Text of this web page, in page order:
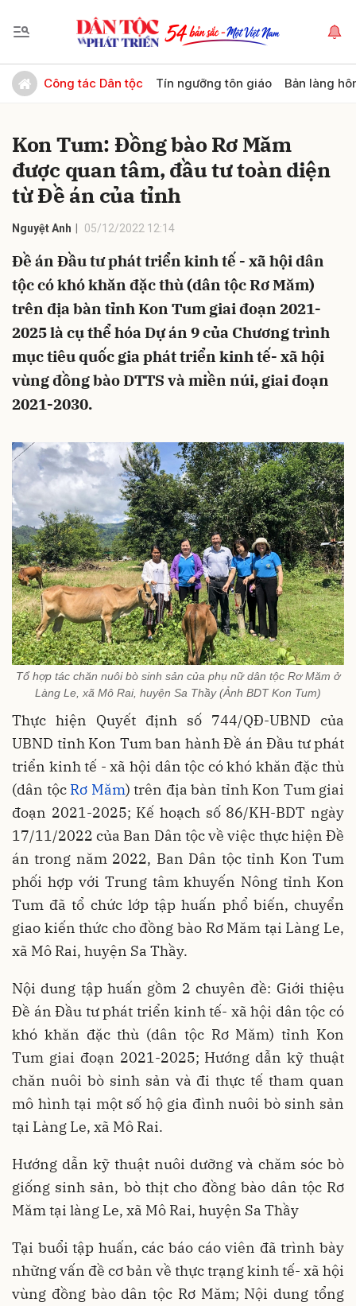
Công tác Dân tộc Tín ngưỡng tôn giáo Bản làng
Kon Tum: Đồng bào Rơ Măm
được quan tâm, đầu tư toàn diện
từ Đề án của tỉnh
Nguyệt Anh 05/12/2022 12:14
Đề án Đầu tư phát triển kinh tế - xã hội dân
tộc có khó khăn đặc thù (dân tộc Rơ Măm)
trên địa bàn tỉnh Kon Tum giai đoạn 2021-
2025 là cụ thể hóa Dự án 9 của Chương trình
mục tiêu quốc gia phát triển kinh tế- xã hội
vùng đồng bào DTTS và miền núi, giai đoạn
2021-2030.
Tổ hợp tác chăn nuôi bò sinh sản của phụ nữ dân tộc Rơ Măm ở
Làng Le, xã Mô Rai, huyện Sa Thầy (Ảnh BDT Kon Tum)
Thực hiện Quyết định số 744/QĐ-UBND của
UBND tỉnh Kon Tum ban hành Đề án Đầu tư phát
triển kinh tế - xã hội dân tộc có khó khăn đặc thù
(dân tộc Rơ Măm) trên địa bàn tỉnh Kon Tum giai
đoạn 2021-2025; Kế hoạch số 86/KH-BDT ngày
17/11/2022 của Ban Dân tộc về việc thực hiện Đề
án trong năm 2022, Ban Dân tộc tỉnh Kon Tum
phối hợp với Trung tâm khuyến Nông tỉnh Kon
Tum đã tổ chức lớp tập huấn phổ biến, chuyển
giao kiến thức cho đồng bào Rơ Măm tại Làng Le,
xã Mô Rai, huyện Sa Thầy.
Nội dung tập huấn gồm 2 chuyên đề: Giới thiệu
Đề án Đầu tư phát triển kinh tế- xã hội dân tộc có
khó khăn đặc thù (dân tộc Rơ Măm) tỉnh Kon
Tum giai đoạn 2021-2025; Hướng dẫn kỹ thuật
chăn nuôi bò sinh sản và đi thực tế tham quan
mô hình tại một số hộ gia đình nuôi bò sinh sản
tại Làng Le, xã Mô Rai.
Hướng dẫn kỹ thuật nuôi dưỡng và chăm sóc bò
giống sinh sản, bò thịt cho đồng bào dân tộc Rơ
Măm tại làng Le, xã Mô Rai, huyện Sa Thầy
Tại buổi tập huấn, các báo cáo viên đã trình bày
những vấn đề cơ bản về thực trạng kinh tế- xã hội
vùng đồng bào dân tộc Rơ Măm; Nội dung tổng
Gửi bình luận